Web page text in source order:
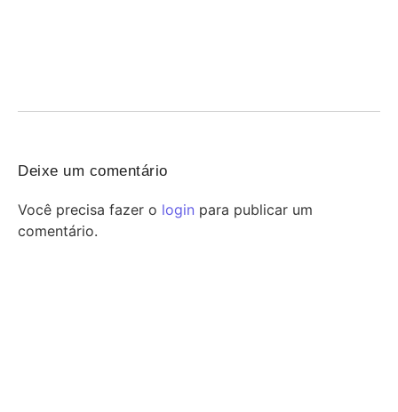
Deixe um comentário
Você precisa fazer o login para publicar um
comentário.